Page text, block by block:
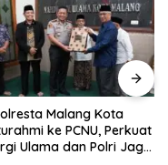
Malang Kota
ke PCNU, Perkuat
Ulama dan Polri Jaga